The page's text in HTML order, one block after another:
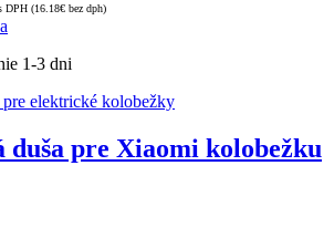
DPH (16.18€ bez dph)
1-3 dni
elektrické kolobežky
duša pre Xiaomi kolobežku